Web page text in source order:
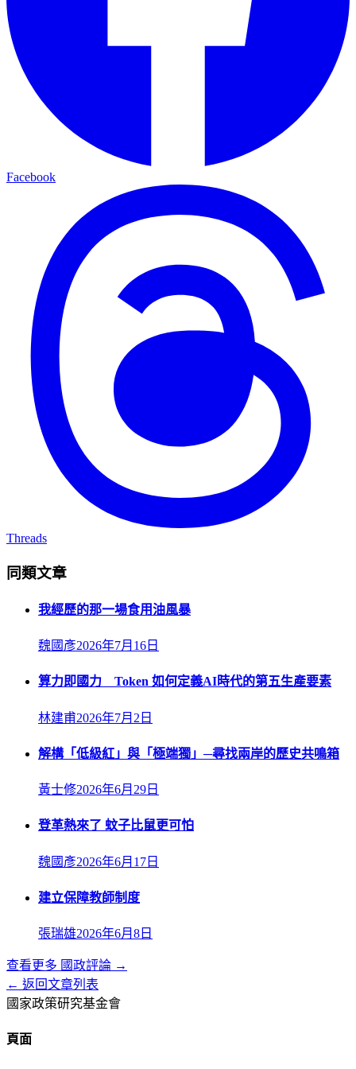
Facebook
Threads
同類文章
我經歷的那一場食用油風暴
魏國彥2026年7月16日
算力即國力 Token 如何定義AI時代的第五生產要素
林建甫2026年7月2日
解構「低級紅」與「極端獨」─尋找兩岸的歷史共鳴箱
黃士修2026年6月29日
登革熱來了 蚊子比鼠更可怕
魏國彥2026年6月17日
建立保障教師制度
張瑞雄2026年6月8日
查看更多 國政評論 →
← 返回文章列表
國家政策研究基金會
頁面